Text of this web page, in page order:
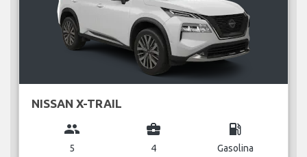
NISSAN X-TRAIL
group
5
business_center
4
local_gas_station
Gasolina